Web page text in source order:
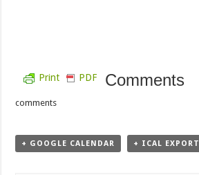
Print PDF Comments
comments
+ GOOGLE CALENDAR + ICAL EXPORT